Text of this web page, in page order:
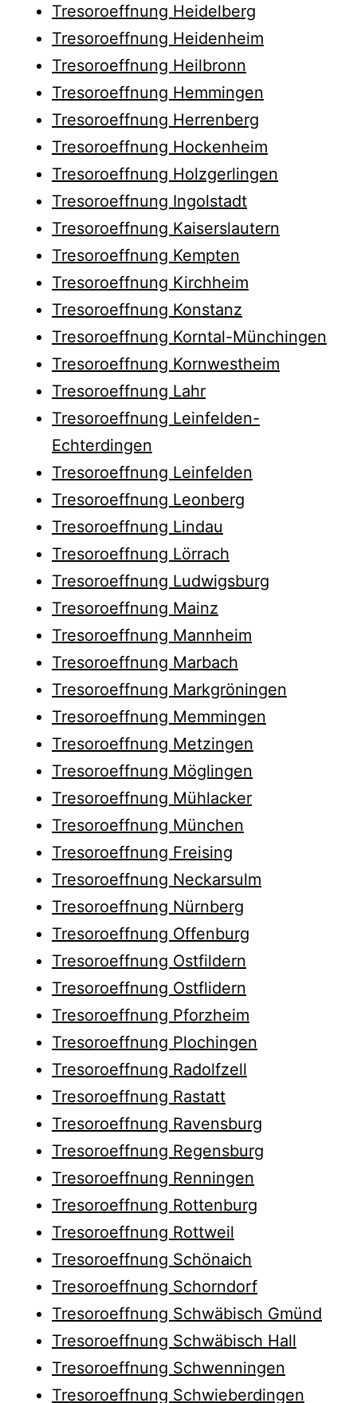
Tresoroeffnung Heidelberg
Tresoroeffnung Heidenheim
Tresoroeffnung Heilbronn
Tresoroeffnung Hemmingen
Tresoroeffnung Herrenberg
Tresoroeffnung Hockenheim
Tresoroeffnung Holzgerlingen
Tresoroeffnung Ingolstadt
Tresoroeffnung Kaiserslautern
Tresoroeffnung Kempten
Tresoroeffnung Kirchheim
Tresoroeffnung Konstanz
Tresoroeffnung Korntal-Münchingen
Tresoroeffnung Kornwestheim
Tresoroeffnung Lahr
Tresoroeffnung Leinfelden-
Echterdingen
Tresoroeffnung Leinfelden
Tresoroeffnung Leonberg
Tresoroeffnung Lindau
Tresoroeffnung Lörrach
Tresoroeffnung Ludwigsburg
Tresoroeffnung Mainz
Tresoroeffnung Mannheim
Tresoroeffnung Marbach
Tresoroeffnung Markgröningen
Tresoroeffnung Memmingen
Tresoroeffnung Metzingen
Tresoroeffnung Möglingen
Tresoroeffnung Mühlacker
Tresoroeffnung München
Tresoroeffnung Freising
Tresoroeffnung Neckarsulm
Tresoroeffnung Nürnberg
Tresoroeffnung Offenburg
Tresoroeffnung Ostfildern
Tresoroeffnung Ostflidern
Tresoroeffnung Pforzheim
Tresoroeffnung Plochingen
Tresoroeffnung Radolfzell
Tresoroeffnung Rastatt
Tresoroeffnung Ravensburg
Tresoroeffnung Regensburg
Tresoroeffnung Renningen
Tresoroeffnung Rottenburg
Tresoroeffnung Rottweil
Tresoroeffnung Schönaich
Tresoroeffnung Schorndorf
Tresoroeffnung Schwäbisch Gmünd
Tresoroeffnung Schwäbisch Hall
Tresoroeffnung Schwenningen
Tresoroeffnung Schwieberdingen